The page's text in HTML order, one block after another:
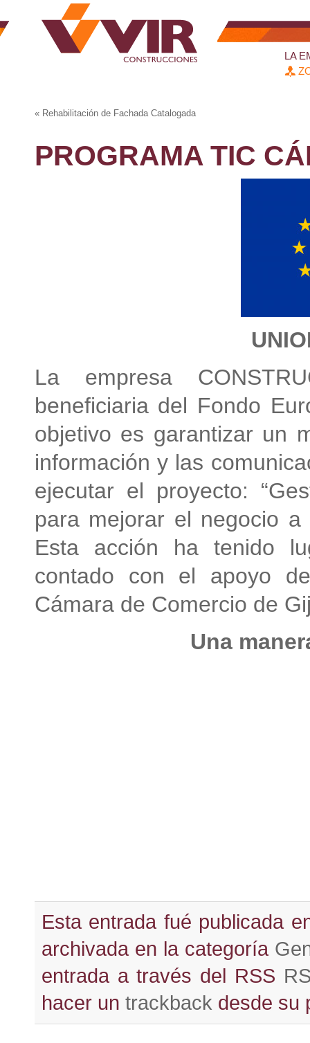
LA
« Rehabilitación de Fachada Catalogada
PROGRAMA TIC
La empresa
beneficiaria del Fondo
objetivo es garantizar un
información y las
ejecutar el proyecto:
para mejorar el negocio
Esta acción ha tenido
contado con el apoyo
Cámara de Comercio de
Una
Esta entrada fué publicada
archivada en la categoría
entrada a través del RSS
hacer un trackback desde su